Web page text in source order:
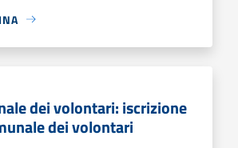
dei volontari: iscrizione
dei volontari